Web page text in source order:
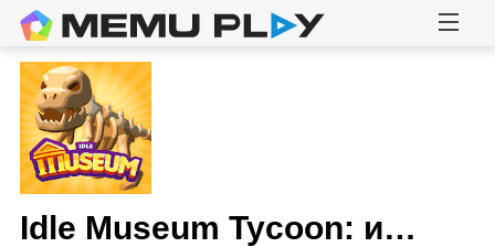
Idle Museum Tycoon: империя искусства и истории